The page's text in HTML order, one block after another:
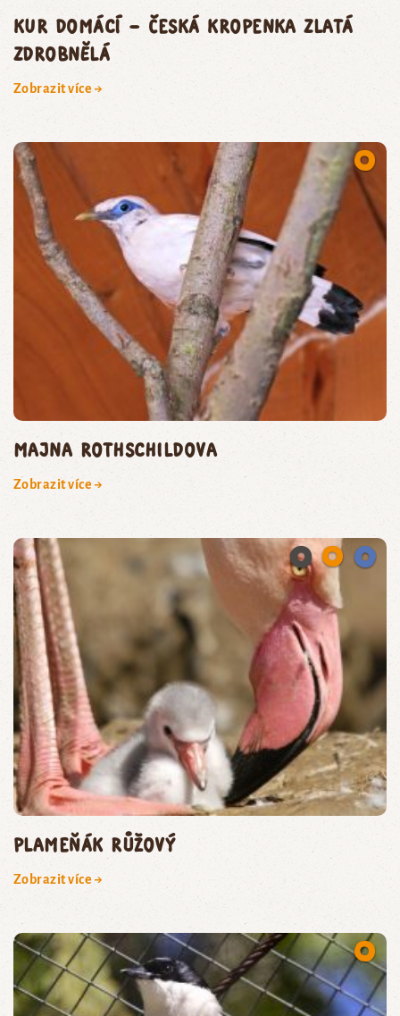
kur domácí – česká kropenka zlatá
zdrobnělá
Zobrazit více →
majna Rothschildova
Zobrazit více →
plameňák růžový
Zobrazit více →